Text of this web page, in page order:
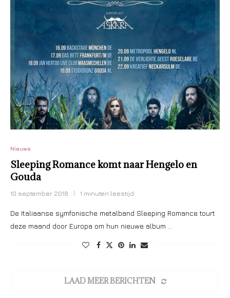
Nieuws
Sleeping Romance komt naar Hengelo en
Gouda
10 september 2018 1 minuten leestijd
De Italiaanse symfonische metalband Sleeping Romance tourt
deze maand door Europa om hun nieuwe album …
LAAD MEER BERICHTEN